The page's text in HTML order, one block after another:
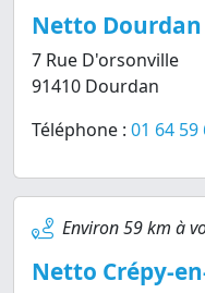
Netto Dourdan
7 Rue D'orsonville
91410 Dourdan
Téléphone : 01 64 59
Environ 59 km à
Netto Crépy-